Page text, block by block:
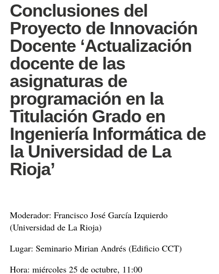
Conclusiones del
Proyecto de Innovación
Docente ‘Actualización
docente de las
asignaturas de
programación en la
Titulación Grado en
Ingeniería Informática de
la Universidad de La
Rioja’
Moderador: Francisco José García Izquierdo
(Universidad de La Rioja)
Lugar: Seminario Mirian Andrés (Edificio CCT)
Hora: miércoles 25 de octubre, 11:00